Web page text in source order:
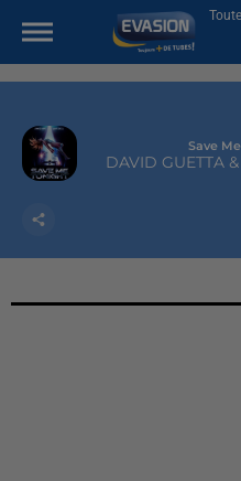
Save
DAVID GUETTA